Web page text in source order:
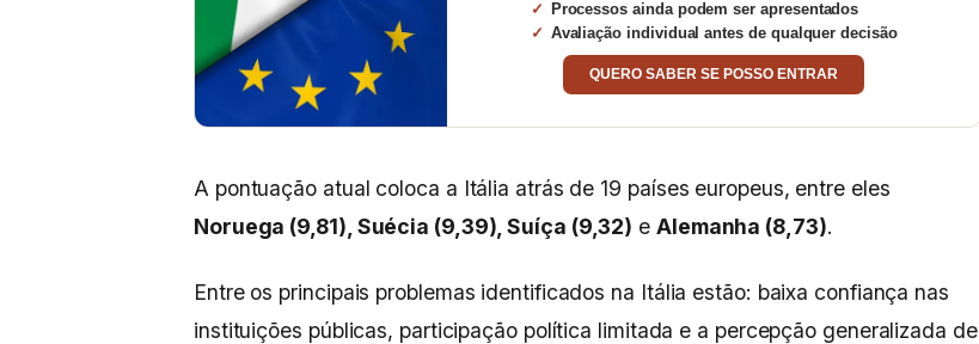
Processos ainda podem ser apresentados
Avaliação individual antes de qualquer decisão
QUERO SABER SE POSSO ENTRAR
A pontuação atual coloca a Itália atrás de 19 países europeus, entre eles
Noruega (9,81), Suécia (9,39), Suíça (9,32) e Alemanha (8,73).
Entre os principais problemas identificados na Itália estão: baixa confiança nas
instituições públicas, participação política limitada e a percepção generalizada de